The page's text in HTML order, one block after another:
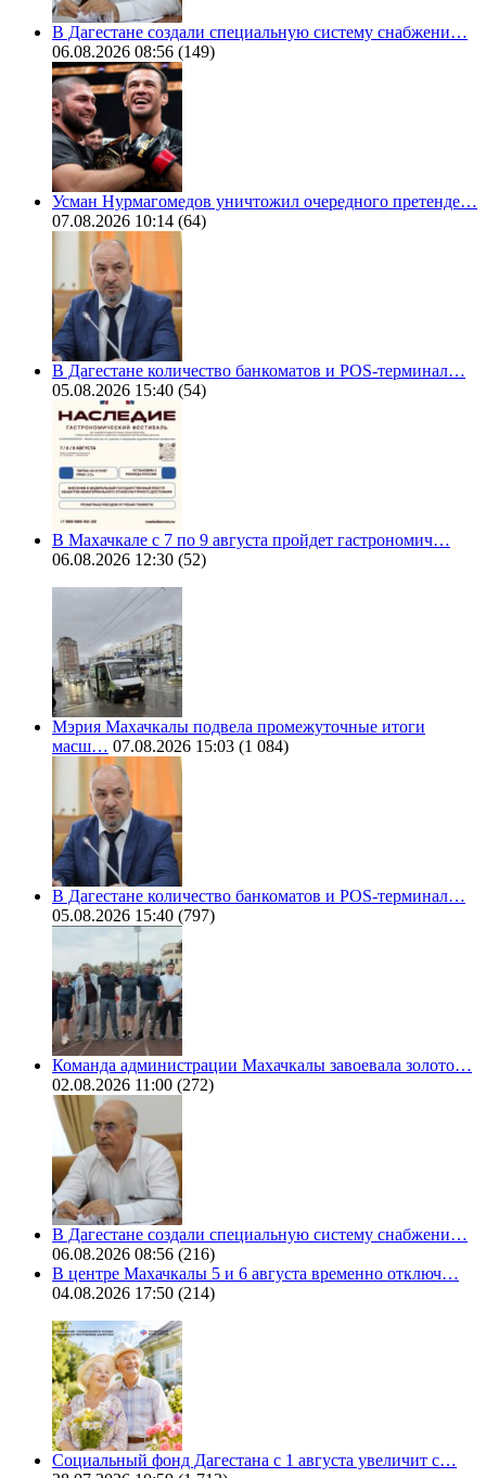
В Дагестане создали специальную систему снабжени…
06.08.2026 08:56 (149)
Усман Нурмагомедов уничтожил очередного претенде…
07.08.2026 10:14 (64)
В Дагестане количество банкоматов и POS-терминал…
05.08.2026 15:40 (54)
В Махачкале с 7 по 9 августа пройдет гастрономич…
06.08.2026 12:30 (52)
Мэрия Махачкалы подвела промежуточные итоги
масш… 07.08.2026 15:03 (1 084)
В Дагестане количество банкоматов и POS-терминал…
05.08.2026 15:40 (797)
Команда администрации Махачкалы завоевала золото…
02.08.2026 11:00 (272)
В Дагестане создали специальную систему снабжени…
06.08.2026 08:56 (216)
В центре Махачкалы 5 и 6 августа временно отключ…
04.08.2026 17:50 (214)
Социальный фонд Дагестана с 1 августа увеличит с…